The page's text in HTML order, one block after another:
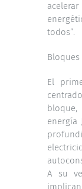
todos”.
Bloques
El
energía
A su